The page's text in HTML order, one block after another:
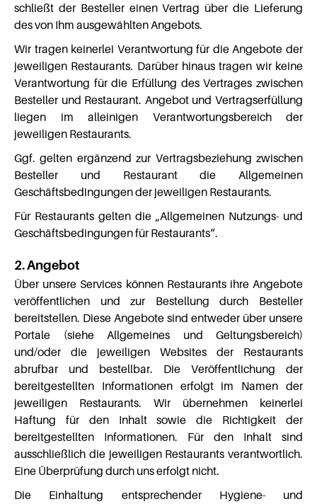
schließt der Besteller einen Vertrag über die Lieferung
des von Ihm ausgewählten Angebots.
Wir tragen keinerlei Verantwortung für die Angebote der
jeweiligen Restaurants. Darüber hinaus tragen wir keine
Verantwortung für die Erfüllung des Vertrages zwischen
Besteller und Restaurant. Angebot und Vertragserfüllung
liegen im alleinigen Verantwortungsbereich der
jeweiligen Restaurants.
Ggf. gelten ergänzend zur Vertragsbeziehung zwischen
Besteller und Restaurant die Allgemeinen
Geschäftsbedingungen der jeweiligen Restaurants.
Für Restaurants gelten die „Allgemeinen Nutzungs- und
Geschäftsbedingungen für Restaurants“.
2. Angebot
Über unsere Services können Restaurants ihre Angebote
veröffentlichen und zur Bestellung durch Besteller
bereitstellen. Diese Angebote sind entweder über unsere
Portale (siehe Allgemeines und Geltungsbereich)
und/oder die jeweiligen Websites der Restaurants
abrufbar und bestellbar. Die Veröffentlichung der
bereitgestellten Informationen erfolgt im Namen der
jeweiligen Restaurants. Wir übernehmen keinerlei
Haftung für den Inhalt sowie die Richtigkeit der
bereitgestellten Informationen. Für den Inhalt sind
ausschließlich die jeweiligen Restaurants verantwortlich.
Eine Überprüfung durch uns erfolgt nicht.
Die Einhaltung entsprechender Hygiene- und